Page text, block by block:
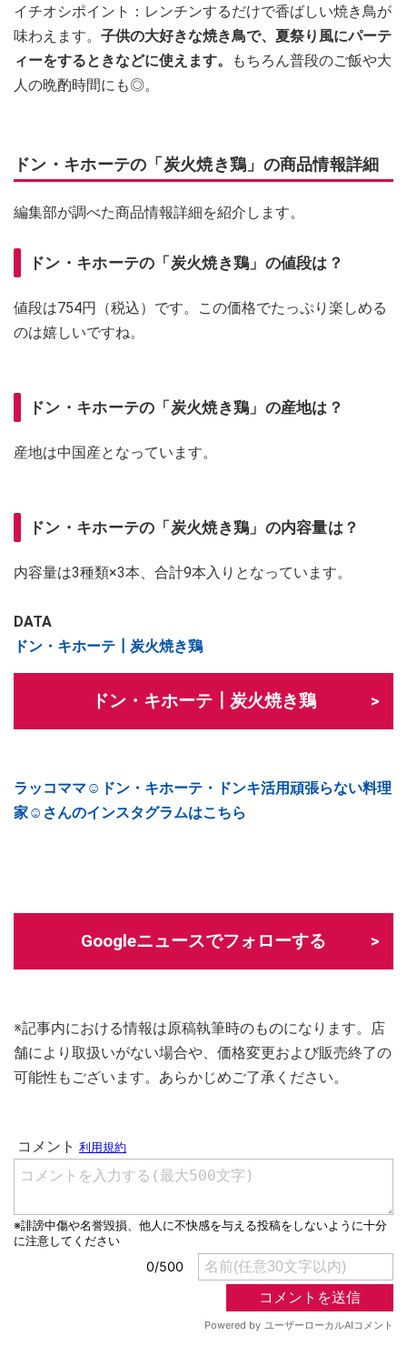
イチオシポイント：レンチンするだけで香ばしい焼き鳥が
味わえます。 子供の大好きな焼き鳥で、夏祭り風にパーテ
ィーをするときなどに使えます。
もちろん普段のご飯や大
人の晩酌時間にも◎。
ドン・キホーテの「炭火焼き鶏」の商品情報詳細
編集部が調べた商品情報詳細を紹介します。
ドン・キホーテの「炭火焼き鶏」の値段は？
値段は754円（税込）です。この価格でたっぷり楽しめる
のは嬉しいですね。
ドン・キホーテの「炭火焼き鶏」の産地は？
産地は中国産となっています。
ドン・キホーテの「炭火焼き鶏」の内容量は？
内容量は3種類×3本、合計9本入りとなっています。
DATA
ドン・キホーテ┃炭火焼き鶏
ドン・キホーテ┃炭火焼き鶏
ラッコママ☺︎ドン・キホーテ・ドンキ活用頑張らない料理
家☺︎さんのインスタグラムはこちら
Googleニュースでフォローする
※記事内における情報は原稿執筆時のものになります。店
舗により取扱いがない場合や、価格変更および販売終了の
可能性もございます。あらかじめご了承ください。